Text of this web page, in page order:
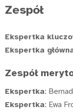
Zespół
Ekspertka
Ekspertka
Zespół
Ekspertka:
Ekspertka: Ewa